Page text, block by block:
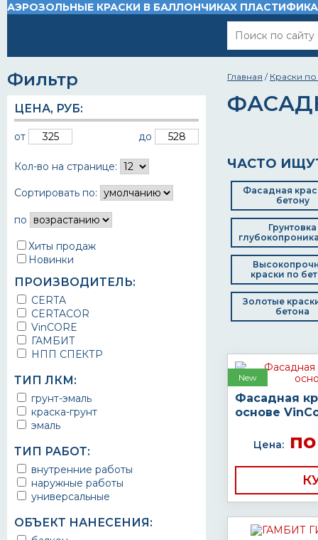
АЭРОЗОЛЬНЫЕ КРАСКИ В БАЛЛОНЧИКАХ
Фильтр
ЦЕНА, РУБ:
от до
Кол-во на странице:
Сортировать по:
по
Хиты продаж
Новинки
ПРОИЗВОДИТЕЛЬ:
CERTA
CERTACOR
VinCORE
ГАМБИТ
НПП СПЕКТР
ТИП ЛКМ:
грунт-эмаль
краска-грунт
эмаль
ТИП РАБОТ:
внутренние работы
наружные работы
универсальные
ОБЪЕКТ НАНЕСЕНИЯ:
Главная / Краски
ЧАСТО
Фасадная
бетону
Грунтовка
краски по
Золотые
бетона
New
Фасадная
основе
Цена:по